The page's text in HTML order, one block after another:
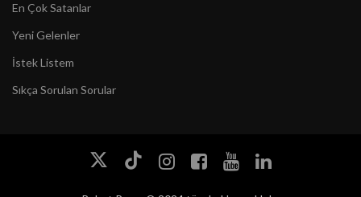
En Çok Satanlar
Yeni Gelenler
İstek Listem
Sıkça Sorulan Sorular